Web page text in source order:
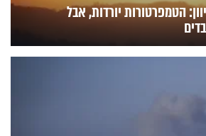
הטמפרטורות יורדות, אבל